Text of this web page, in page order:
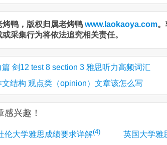
鸭，版权归属老烤鸭 www.laokaoya.com
采集行为将依法追究相关责任。
剑12 test 8 section 3 雅思听力高频词汇
结构 观点类（opinion）文章该怎么写
兴趣！
伦大学雅思成绩要求详解(4) 英国大学雅